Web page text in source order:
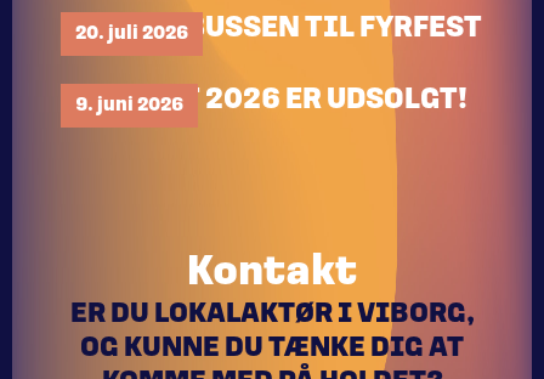
20. juli 2026
TA’ RUTEBUSSEN TIL FYRFEST
9. juni 2026
FYRFEST 2026 ER UDSOLGT!
Kontakt
ER DU LOKALAKTØR I VIBORG,
OG KUNNE DU TÆNKE DIG AT